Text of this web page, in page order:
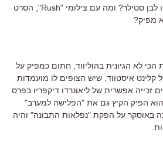
או שהוא יציע את זה עכשיו לבן סטילר? ומה עם צילומי "Rush", הסרט
מפיק?
לא הגיונית בהוליווד, חתום כמפיק על
קלינט איסטווד, שיש הצופים לו מועמדות
זכייה אפשרית של ליאונרדו דיקפריו בפרס
הפיק הקיץ גם את "הפלישה למערב"
באוסקר על הפקת "נפלאות התבונה" והיה